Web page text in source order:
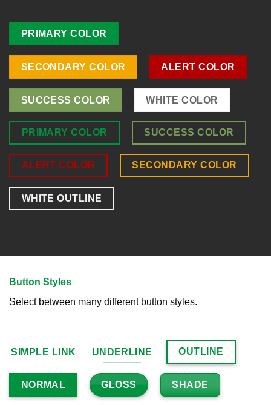
PRIMARY COLOR
SECONDARY COLOR ALERT COLOR
SUCCESS COLOR WHITE COLOR
PRIMARY COLOR SUCCESS COLOR
ALERT COLOR SECONDARY COLOR
WHITE OUTLINE
Button Styles
Select between many different button styles.
SIMPLE LINK UNDERLINE OUTLINE
NORMAL GLOSS SHADE